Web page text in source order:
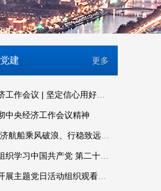
建 更多
优势 不断巩固拓展经济稳中向好势头——韩文秀解读中央经济工作会议精神
中央经济工作会议精神
稳致远”——习近平总书记引领“十四五”经济高质量发展迈上新台阶
共产党 第二十届中央委员会第四次全体会议公报
党日活动组织观看爱国主义影片《731》